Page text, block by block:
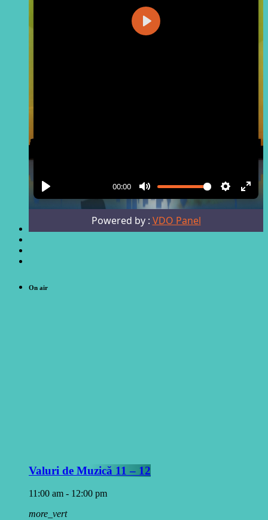
On air
Valuri de Muzică 11 – 12
11:00 am - 12:00 pm
more_vert